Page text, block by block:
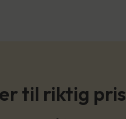
til riktig pris